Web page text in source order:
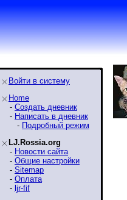
Войти в систему
Home
- Создать дневник
- Написать в дневник
- Подробный режим
LJ.Rossia.org
- Новости сайта
- Общие настройки
- Sitemap
- Оплата
- ljr-fif